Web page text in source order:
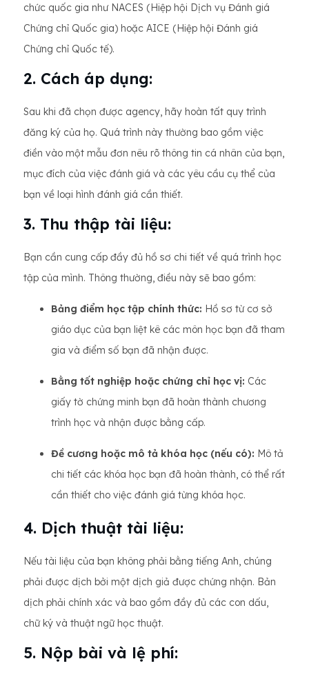
chức quốc gia như NACES (Hiệp hội Dịch vụ Đánh giá
Chứng chỉ Quốc gia) hoặc AICE (Hiệp hội Đánh giá
Chứng chỉ Quốc tế).
2. Cách áp dụng:
Sau khi đã chọn được agency, hãy hoàn tất quy trình
đăng ký của họ. Quá trình này thường bao gồm việc
điền vào một mẫu đơn nêu rõ thông tin cá nhân của bạn,
mục đích của việc đánh giá và các yêu cầu cụ thể của
bạn về loại hình đánh giá cần thiết.
3. Thu thập tài liệu:
Bạn cần cung cấp đầy đủ hồ sơ chi tiết về quá trình học
tập của mình. Thông thường, điều này sẽ bao gồm:
Bảng điểm học tập chính thức: Hồ sơ từ cơ sở
giáo dục của bạn liệt kê các môn học bạn đã tham
gia và điểm số bạn đã nhận được.
Bằng tốt nghiệp hoặc chứng chỉ học vị: Các
giấy tờ chứng minh bạn đã hoàn thành chương
trình học và nhận được bằng cấp.
Đề cương hoặc mô tả khóa học (nếu có): Mô tả
chi tiết các khóa học bạn đã hoàn thành, có thể rất
cần thiết cho việc đánh giá từng khóa học.
4. Dịch thuật tài liệu:
Nếu tài liệu của bạn không phải bằng tiếng Anh, chúng
phải được dịch bởi một dịch giả được chứng nhận. Bản
dịch phải chính xác và bao gồm đầy đủ các con dấu,
chữ ký và thuật ngữ học thuật.
5. Nộp bài và lệ phí: